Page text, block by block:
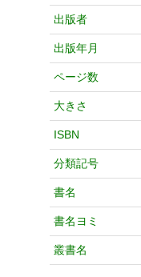
出版者
出版年月
ページ数
大きさ
ISBN
分類記号
書名
書名ヨミ
叢書名